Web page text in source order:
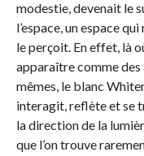
modestie, devenait le
l’espace, un espace
le perçoit. En effet, là
apparaître comme des
mêmes, le blanc
interagit, reflète et se
la direction de la
que l’on trouve